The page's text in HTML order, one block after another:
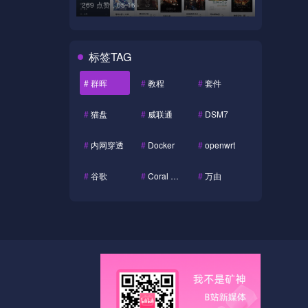
269 点赞，05-16
标签TAG
#群晖 #教程 #套件
#猫盘 # 威联通 # DSM7
# 内网穿透 # Docker #openwrt
#谷歌 #Coral Dev Board #万由